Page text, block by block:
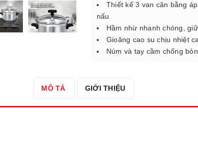
Thiết kế 3 van cân bằng
nấu
Hầm nhừ nhanh chóng,
Gioăng cao su chịu nhiệt
Núm và tay cầm chống
MÔ TẢ GIỚI THIỆU